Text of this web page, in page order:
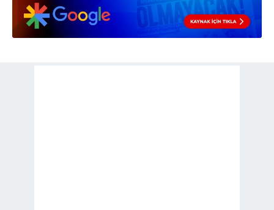
Sizlere daha iyi bir hizmet sunabilmek için İnternet
Sitemizde kendimize ve üçüncü kişilere ait çerezler